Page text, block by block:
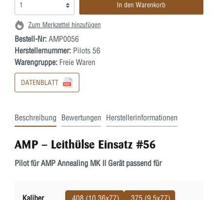
In den Warenkorb
Zum Merkzettel hinzufügen
Bestell-Nr: AMP0056
Herstellernummer: Pilots 56
Warengruppe: Freie Waren
DATENBLATT
Beschreibung Bewertungen Herstellerinformationen
AMP – Leithülse Einsatz #56
Pilot für AMP Annealing MK II Gerät passend für
Kaliber .408 (10,36x77) .375 (9,5x77)